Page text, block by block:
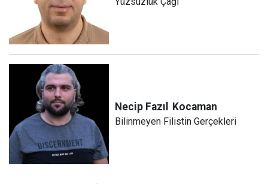
Necip Fazıl Kocaman
Bilinmeyen Filistin Gerçekleri